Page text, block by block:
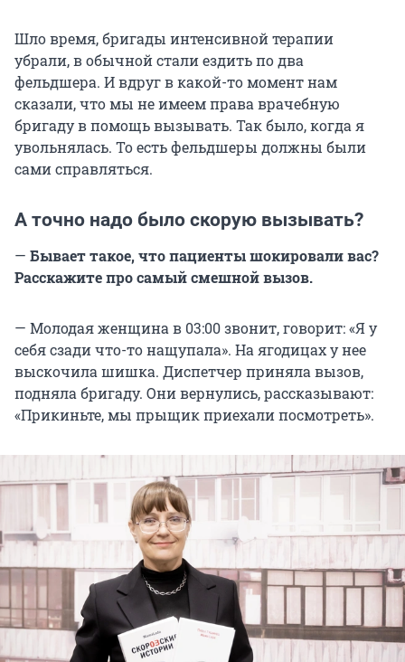
Шло время, бригады интенсивной терапии
убрали, в обычной стали ездить по два
фельдшера. И вдруг в какой-то момент нам
сказали, что мы не имеем права врачебную
бригаду в помощь вызывать. Так было, когда я
увольнялась. То есть фельдшеры должны были
сами справляться.
А точно надо было скорую вызывать?
— Бывает такое, что пациенты шокировали вас?
Расскажите про самый смешной вызов.
— Молодая женщина в 03:00 звонит, говорит: «Я у
себя сзади что-то нащупала». На ягодицах у нее
выскочила шишка. Диспетчер приняла вызов,
подняла бригаду. Они вернулись, рассказывают:
«Прикиньте, мы прыщик приехали посмотреть».